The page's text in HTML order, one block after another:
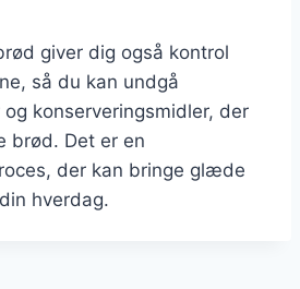
giver dig også kontrol
så du kan undgå
konserveringsmidler, der
brød. Det er en
der kan bringe glæde
hverdag.